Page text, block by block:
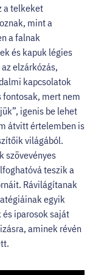
a telkeket
mint a
a falnak
és kapuk légies
elzárkózás,
kapcsolatok
fontosak, mert nem
igenis be lehet
átvitt értelemben is
világából.
szövevényes
teszik a
Rávilágítanak
egyik
iparosok saját
aminek révén